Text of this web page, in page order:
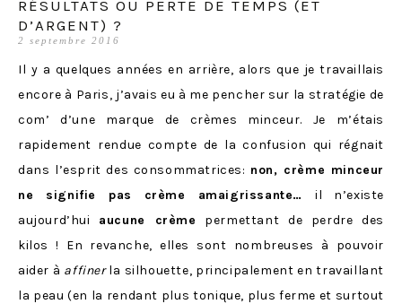
RÉSULTATS OU PERTE DE TEMPS (ET
D’ARGENT) ?
2 septembre 2016
Il y a quelques années en arrière, alors que je travaillais
encore à Paris, j’avais eu à me pencher sur la stratégie de
com’ d’une marque de crèmes minceur. Je m’étais
rapidement rendue compte de la confusion qui régnait
dans l’esprit des consommatrices: non, crème minceur
ne signifie pas crème amaigrissante…il n’existe
aujourd’hui aucune crème permettant de perdre des
kilos ! En revanche, elles sont nombreuses à pouvoir
aider à affinerla silhouette, principalement en travaillant
la peau (en la rendant plus tonique, plus ferme et surtout